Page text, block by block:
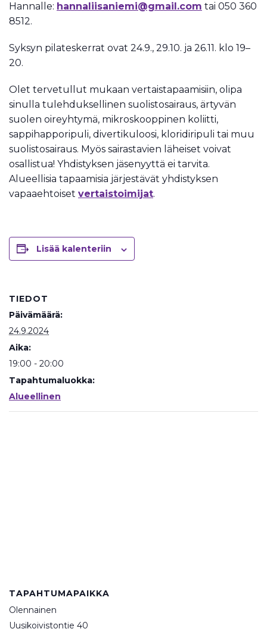
Hannalle: hannaliisaniemi@gmail.com tai 050 360
8512.
Syksyn pilateskerrat ovat 24.9., 29.10. ja 26.11. klo 19–
20.
Olet tervetullut mukaan vertaistapaamisiin, olipa
sinulla tulehduksellinen suolistosairaus, ärtyvän
suolen oireyhtymä, mikroskooppinen koliitti,
sappihapporipuli, divertikuloosi, kloridiripuli tai muu
suolistosairaus. Myös sairastavien läheiset voivat
osallistua! Yhdistyksen jäsenyyttä ei tarvita.
Alueellisia tapaamisia järjestävät yhdistyksen
vapaaehtoiset vertaistoimijat.
Lisää kalenteriin
TIEDOT
Päivämäärä:
24.9.2024
Aika:
19:00 - 20:00
Tapahtumaluokka:
Alueellinen
TAPAHTUMAPAIKKA
Olennainen
Uusikoivistontie 40